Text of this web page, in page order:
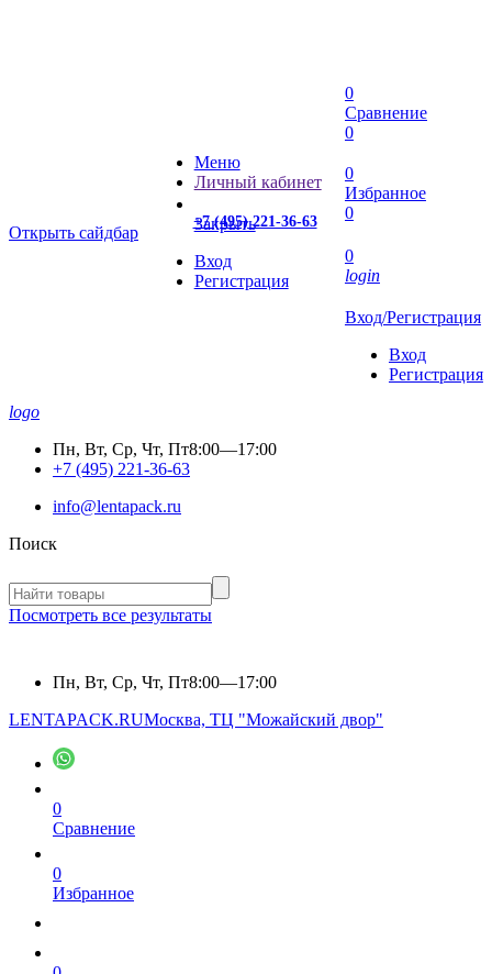
Открыть сайдбар
Меню
Личный кабинет
Закрыть
Вход
Регистрация
0
Сравнение
0
0
Избранное
0
0
+7 (495) 221-36-63
login
Вход/Регистрация
Вход
Регистрация
logo
Пн, Вт, Ср, Чт, Пт8:00—17:00
+7 (495) 221-36-63
info@lentapack.ru
Поиск
Посмотреть все результаты
Пн, Вт, Ср, Чт, Пт8:00—17:00
LENTAPACK.RUМосква, ТЦ "Можайский двор"
0
Сравнение
0
Избранное